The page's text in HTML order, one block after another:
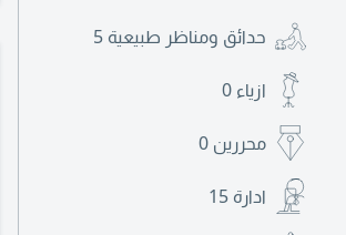
حدائق ومناظر طبيعية 5
ازياء 0
محررين 0
ادارة 15